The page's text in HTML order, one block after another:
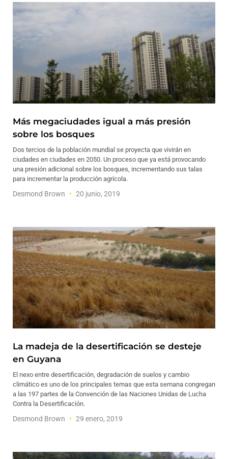
Más megaciudades igual a más presión
sobre los bosques
Dos tercios de la población mundial se proyecta que vivirán en
ciudades en ciudades en 2050. Un proceso que ya está provocando
una presión adicional sobre los bosques, incrementando sus talas
para incrementar la producción agrícola.
Desmond Brown 20 junio, 2019
La madeja de la desertificación se desteje
en Guyana
El nexo entre desertificación, degradación de suelos y cambio
climático es uno de los principales temas que esta semana congregan
a las 197 partes de la Convención de las Naciones Unidas de Lucha
Contra la Desertificación.
Desmond Brown 29 enero, 2019